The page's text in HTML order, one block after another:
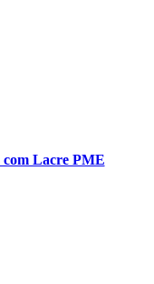
com Lacre PME